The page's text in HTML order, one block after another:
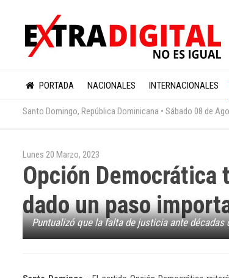
PORTADA NACIONALES INTERNACIONALES
Santo Domingo, República Dominicana • Sábado 08 de
Lunes 20 Marzo, 2023
Opción Democrática
dado un paso
Puntualizó que la falta de justicia ante